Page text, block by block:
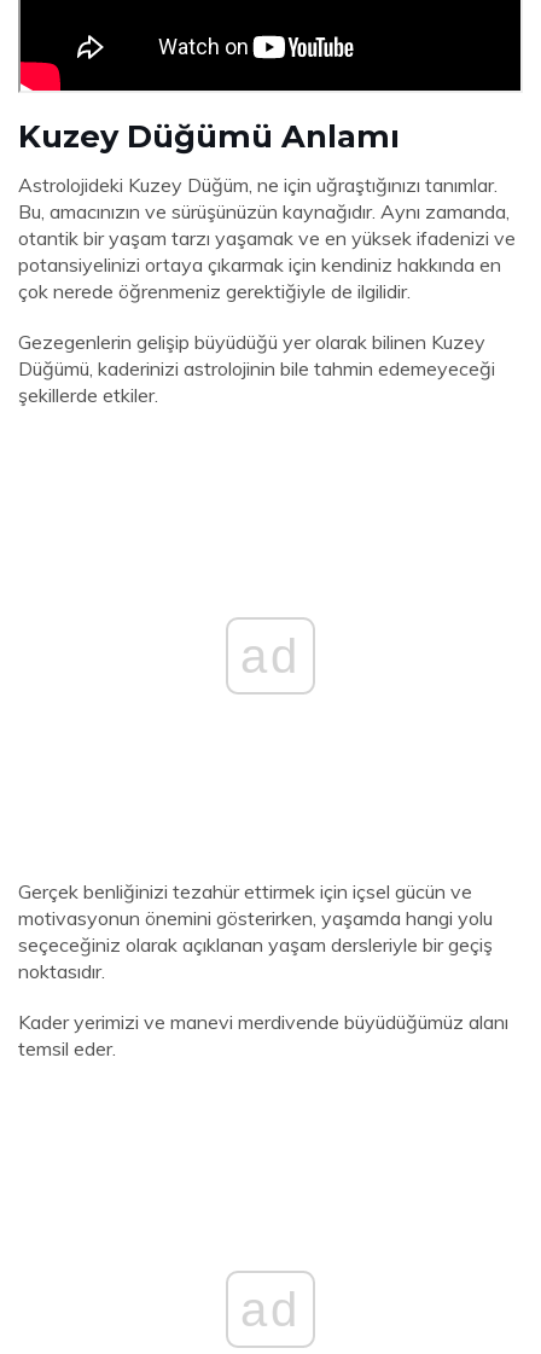
Kuzey Düğümü Anlamı
Astrolojideki Kuzey Düğüm, ne için uğraştığınızı tanımlar.
Bu, amacınızın ve sürüşünüzün kaynağıdır. Aynı zamanda,
otantik bir yaşam tarzı yaşamak ve en yüksek ifadenizi ve
potansiyelinizi ortaya çıkarmak için kendiniz hakkında en
çok nerede öğrenmeniz gerektiğiyle de ilgilidir.
Gezegenlerin gelişip büyüdüğü yer olarak bilinen Kuzey
Düğümü, kaderinizi astrolojinin bile tahmin edemeyeceği
şekillerde etkiler.
ad
Gerçek benliğinizi tezahür ettirmek için içsel gücün ve
motivasyonun önemini gösterirken, yaşamda hangi yolu
seçeceğiniz olarak açıklanan yaşam dersleriyle bir geçiş
noktasıdır.
Kader yerimizi ve manevi merdivende büyüdüğümüz alanı
temsil eder.
ad